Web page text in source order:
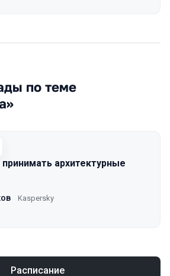
по теме
архитектурные
Kaspersky
Расписание